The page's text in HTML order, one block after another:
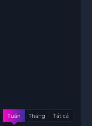
Tuần Tháng Tất cả